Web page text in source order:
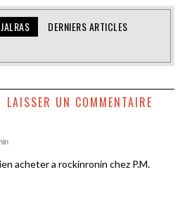
DERNIERS ARTICLES
LAISSER UN COMMENTAIRE
acheter a rockinronin chez P.M.